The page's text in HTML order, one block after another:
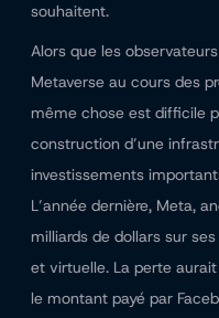
souhaitent.
Alors que les
Metaverse au cours des
même chose est difficile
construction d’une
investissements
L’année dernière, Meta,
milliards de dollars sur
et virtuelle. La perte
le montant payé par